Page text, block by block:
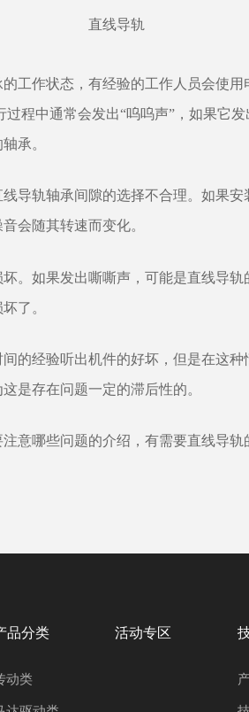
工作状态，有经验的工作人员会使
程中通常会发出“呜呜声”，如果它
承。
导轨轴承间隙的选择不合理。如果安
会随其转速而变化。
。如果发出嘶嘶声，可能是直线导轨
了。
的经验听出机件的好坏，但是在这种
是存在问题一定的滞后性的。
意哪些问题的介绍，有需要直线导轨
品分类
动类
活动专区